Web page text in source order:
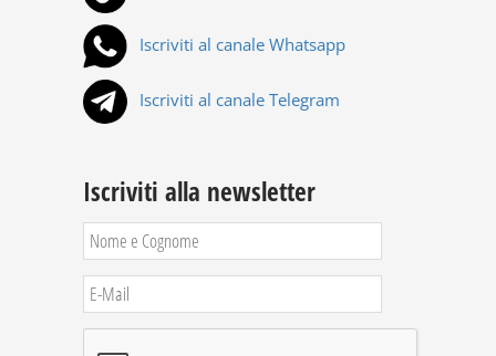
Iscriviti al canale Whatsapp
Iscriviti al canale Telegram
Iscriviti alla newsletter